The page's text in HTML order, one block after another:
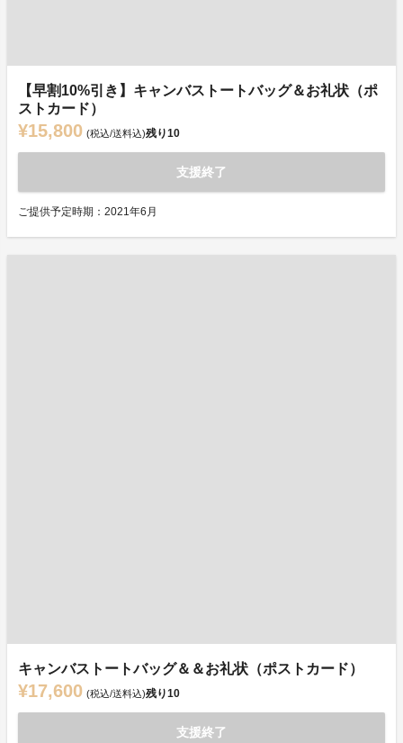
【早割10%引き】キャンバストートバッグ＆お礼状（ポ
ストカード）
¥15,800 (税込/送料込)残り10
支援終了
ご提供予定時期：2021年6月
キャンバストートバッグ＆＆お礼状（ポストカード）
¥17,600 (税込/送料込)残り10
支援終了